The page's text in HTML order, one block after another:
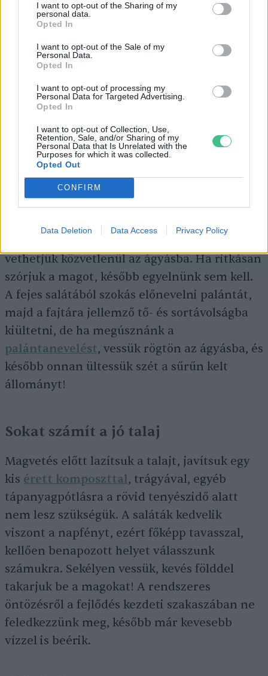
I want to opt-out of the Sharing of my
personal data.
Opted In
I want to opt-out of the Sale of my
Personal Data.
Opted In
I want to opt-out of processing my
Personal Data for Targeted Advertising.
Opted In
I want to opt-out of Collection, Use,
Retention, Sale, and/or Sharing of my
Personal Data that Is Unrelated with the
Purposes for which it was collected.
Opted Out
CONFIRM
Data Deletion Data Access Privacy Policy
agrárdiploma; az öntözésen túl sok törődést
nem igényelnek. A tépősalátákkal, az ázsiai
salátákkal már kis területen nagy hozamot
érhetünk el, vethetjük őket magaságyásba,
balkonládába, de akár a virágoskertben
ágyásszegélyként is jól mutatnak. Kertecske
hiányában az erkélyen vagy egy napfényes
gangon is nevelhetjük őket.
A vetési időszak február végén kezdődik, a
vethetjük közvetlenül az ágyásba. Ha ritkásan
szórjuk a magot, később egyelnünk sem kell.
A fejes salátából szokás előnevelni palántát,
majd a fajtára jellemző tő- és sortávolságba
kiültetni, de ha megúsznánk a
palántanevelést, vessük rögtön az ágyásba, és
később onnan ültessük szét a sűrűn kelt
állományt!
Sokat számít a jó talaj
Magvetés előtt lazítsuk a talajt, javítsuk egy
kis érett komposzttal, trágyával, egyéb
tápanyagpótlásra a rövid tenyészidő alatt
nem lesz szükségük. A saláták kedvelik
viszont a napfényt, ezért főképp tavasszal,
kellően benapozott helyet válasszunk
számukra. Sekélyen vessük, kevés földdel
takarjuk be a magokat! A rendszeres
öntözésről a fejlődés kezdeti szakaszában ne
feledkezzünk meg, később már kevesebb
vízzel is beérik.